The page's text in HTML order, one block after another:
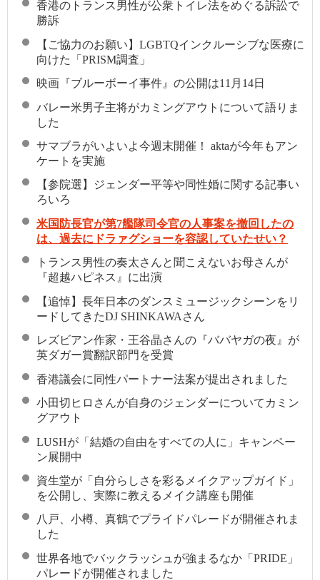
香港のトランス男性が公衆トイレ法をめぐる訴訟で
勝訴
【ご協力のお願い】LGBTQインクルーシブな医療に
向けた「PRISM調査」
映画『ブルーボーイ事件』の公開は11月14日
バレー米男子主将がカミングアウトについて語りま
した
サマブラがいよいよ今週末開催！ aktaが今年もアン
ケートを実施
【参院選】ジェンダー平等や同性婚に関する記事い
ろいろ
米国防長官が第7艦隊司令官の人事案を撤回したの
は、過去にドラァグショーを容認していたせい？
トランス男性の奏太さんと聞こえないお母さんが
『超越ハピネス』に出演
【追悼】長年日本のダンスミュージックシーンをリ
ードしてきたDJ SHINKAWAさん
レズビアン作家・王谷晶さんの『ババヤガの夜』が
英ダガー賞翻訳部門を受賞
香港議会に同性パートナー法案が提出されました
小田切ヒロさんが自身のジェンダーについてカミン
グアウト
LUSHが「結婚の自由をすべての人に」キャンペー
ン展開中
資生堂が「自分らしさを彩るメイクアップガイド」
を公開し、実際に教えるメイク講座も開催
八戸、小樽、真鶴でプライドパレードが開催されま
した
世界各地でバックラッシュが強まるなか「PRIDE」
パレードが開催されました